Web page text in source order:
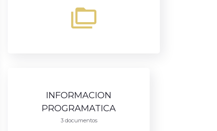
INFORMACION
PROGRAMATICA
3 documentos